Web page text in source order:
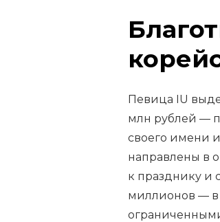
Певица IU
млн рублей —
своего имени
направлены в
к празднику и
миллионов — в